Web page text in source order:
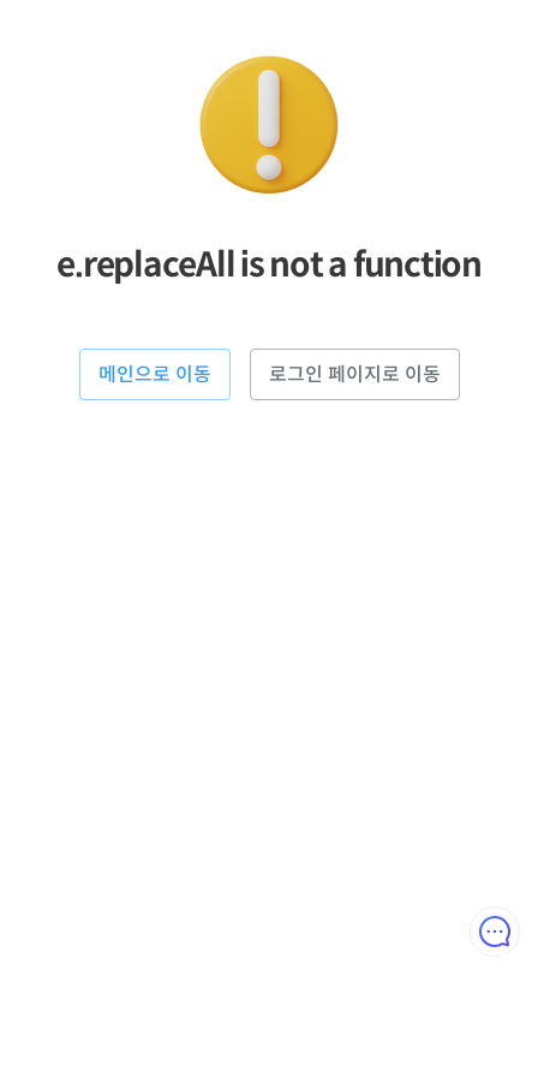
e.replaceAll is not a function
메인으로 이동 로그인 페이지로 이동